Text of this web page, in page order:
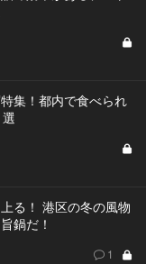
集！都内で食べられ
る！ 港区の冬の風物
鍋だ！
1